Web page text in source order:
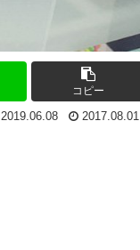
コピー
2019.06.08 2017.08.01